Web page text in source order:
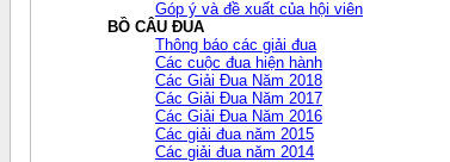
Góp ý và đề xuất của hội viên
BỒ CÂU ĐUA
Thông báo các giải đua
Các cuộc đua hiện hành
Các Giải Đua Năm 2018
Các Giải Đua Năm 2017
Các Giải Đua Năm 2016
Các giải đua năm 2015
Các giải đua năm 2014